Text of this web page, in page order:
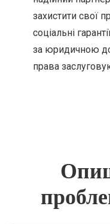
захистити свої
соціальні
за юридичною
права